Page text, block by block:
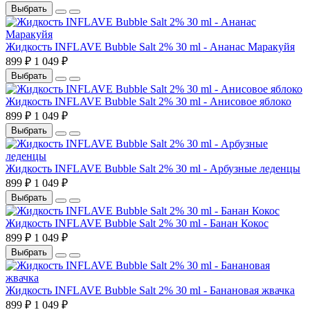
Выбрать
Жидкость INFLAVE Bubble Salt 2% 30 ml - Ананас Маракуйя
899 ₽ 1 049 ₽
Выбрать
Жидкость INFLAVE Bubble Salt 2% 30 ml - Анисовое яблоко
899 ₽ 1 049 ₽
Выбрать
Жидкость INFLAVE Bubble Salt 2% 30 ml - Арбузные леденцы
899 ₽ 1 049 ₽
Выбрать
Жидкость INFLAVE Bubble Salt 2% 30 ml - Банан Кокос
899 ₽ 1 049 ₽
Выбрать
Жидкость INFLAVE Bubble Salt 2% 30 ml - Банановая жвачка
899 ₽ 1 049 ₽